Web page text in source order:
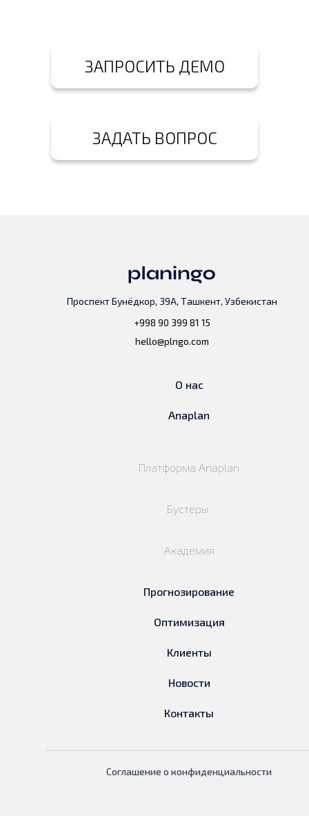
ЗАПРОСИТЬ ДЕМО
ЗАДАТЬ ВОПРОС
Проспект Бунёдкор, 39А, Ташкент, Узбекистан
+998 90 399 81 15
hello@plngo.com
О нас
Anaplan
Платформа Anaplan
Бустеры
Академия
Прогнозирование
Оптимизация
Клиенты
Новости
Контакты
Соглашение о конфиденциальности